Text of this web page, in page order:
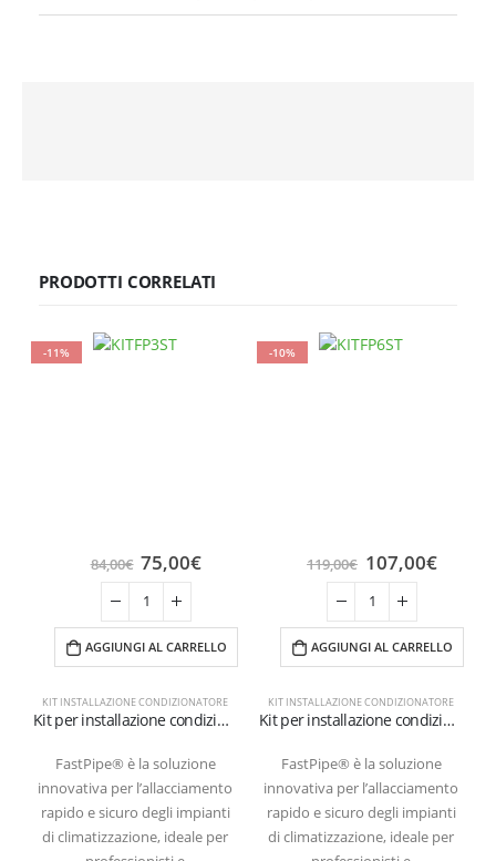
PRODOTTI CORRELATI
-11%
KIT INSTALLAZIONE CONDIZIONATORE
Kit per installazione condizionatori a terra con tubi da 3 metri 1/4″ + 3/8″ SAE
FastPipe® è la soluzione
innovativa per l’allacciamento
rapido e sicuro degli impianti
di climatizzazione, ideale per
84,00€ 75,00€
AGGIUNGI AL CARRELLO
-10%
KIT INSTALLAZIONE CONDIZIONATORE
Kit per installazione condizionatori a terra con tubi da 6 metri 1/4″+3/8″ SAE
FastPipe® è la soluzione
innovativa per l’allacciamento
rapido e sicuro degli impianti
di climatizzazione, ideale per
119,00€ 107,00€
AGGIUNGI AL CARRELLO